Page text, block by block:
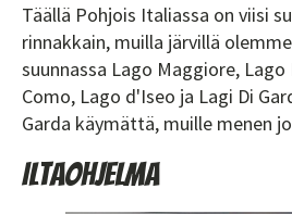
Täällä Pohjois Italiassa on viisi
rinnakkain, muilla järvillä
suunnassa Lago Maggiore, Lago
Como, Lago d'Iseo ja Lagi Di
Garda käymättä, muille menen
Iltaohjelma